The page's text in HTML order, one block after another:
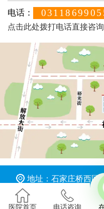
电话：
点击此处拨打电话直接咨询
地址：石家庄桥西区
版权所有：石家庄远
医院首页 电话咨询
不方便沟通的话，可以